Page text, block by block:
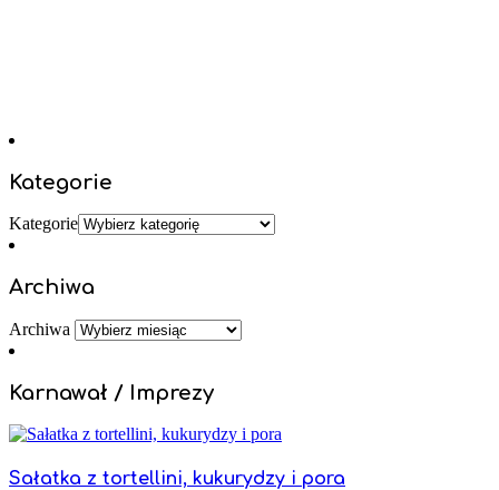
Kategorie
Kategorie
Archiwa
Archiwa
Karnawał / Imprezy
Sałatka z tortellini, kukurydzy i pora